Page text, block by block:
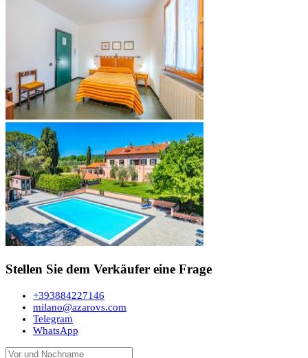
Stellen Sie dem Verkäufer eine Frage
+393884227146
milano@azarovs.com
Telegram
WhatsApp